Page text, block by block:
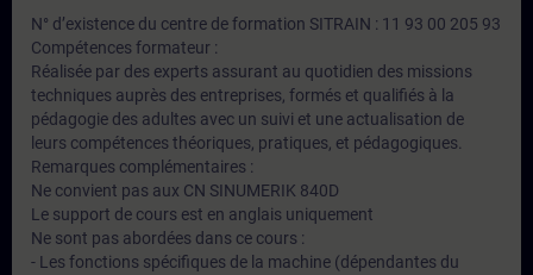
N° d’existence du centre de formation SITRAIN : 11 93 00 205 93
Compétences formateur :
Réalisée par des experts assurant au quotidien des missions
techniques auprès des entreprises, formés et qualifiés à la
pédagogie des adultes avec un suivi et une actualisation de
leurs compétences théoriques, pratiques, et pédagogiques.
Remarques complémentaires :
Ne convient pas aux CN SINUMERIK 840D
Le support de cours est en anglais uniquement
Ne sont pas abordées dans ce cours :
- Les fonctions spécifiques de la machine (dépendantes du